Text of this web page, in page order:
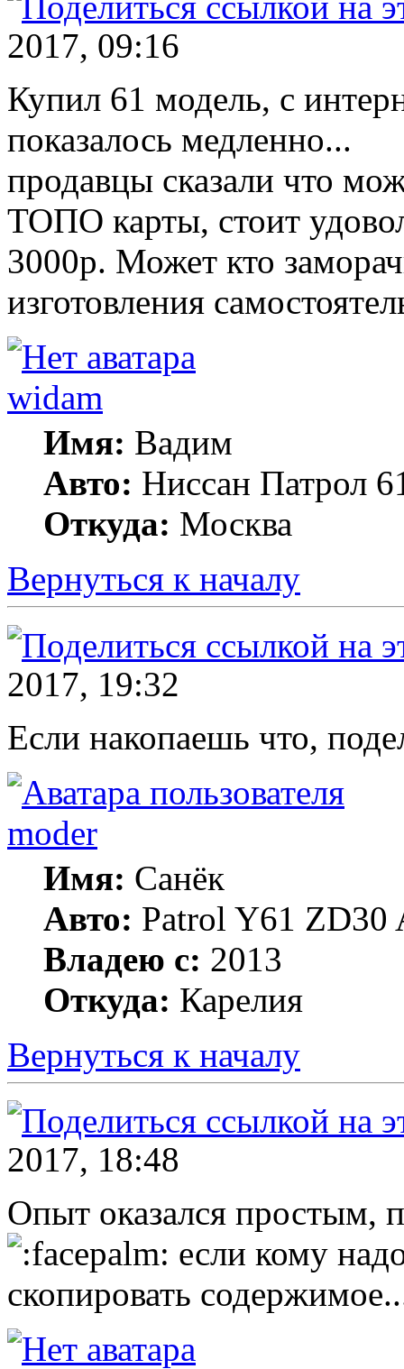
2017, 09:16
Купил 61 модель, с
показалось медленно...
продавцы сказали что
ТОПО карты, стоит
3000р. Может кто
изготовления
widam
Имя: Вадим
Авто: Ниссан Патрол
Откуда: Москва
Вернуться к началу
2017, 19:32
Если накопаешь что,
moder
Имя: Санёк
Авто: Patrol Y61 ZD30
Владею с: 2013
Откуда: Карелия
Вернуться к началу
2017, 18:48
Опыт оказался простым,
если кому
скопировать